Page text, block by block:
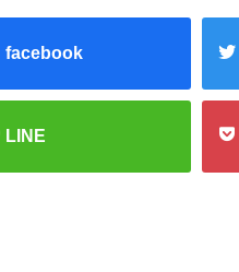
facebook
LINE